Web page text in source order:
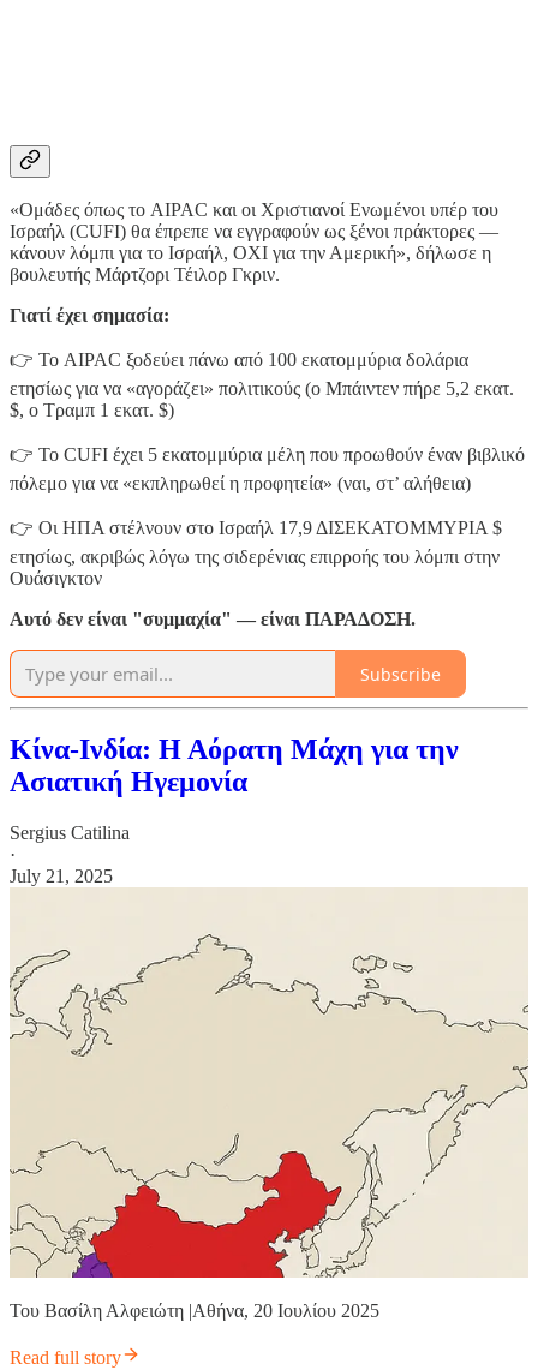
«Ομάδες όπως το AIPAC και οι Χριστιανοί Ενωμένοι υπέρ του
Ισραήλ (CUFI) θα έπρεπε να εγγραφούν ως ξένοι πράκτορες —
κάνουν λόμπι για το Ισραήλ, ΟΧΙ για την Αμερική», δήλωσε η
βουλευτής Μάρτζορι Τέιλορ Γκριν.
Γιατί έχει σημασία:
👉 Το AIPAC ξοδεύει πάνω από 100 εκατομμύρια δολάρια
ετησίως για να «αγοράζει» πολιτικούς (ο Μπάιντεν πήρε 5,2 εκατ.
$, ο Τραμπ 1 εκατ. $)
👉 Το CUFI έχει 5 εκατομμύρια μέλη που προωθούν έναν βιβλικό
πόλεμο για να «εκπληρωθεί η προφητεία» (ναι, στ’ αλήθεια)
👉 Οι ΗΠΑ στέλνουν στο Ισραήλ 17,9 ΔΙΣΕΚΑΤΟΜΜΥΡΙΑ $
ετησίως, ακριβώς λόγω της σιδερένιας επιρροής του λόμπι στην
Ουάσιγκτον
Αυτό δεν είναι "συμμαχία" — είναι ΠΑΡΑΔΟΣΗ.
Subscribe
Κίνα-Ινδία: Η Αόρατη Μάχη για την
Ασιατική Ηγεμονία
Sergius Catilina
·
July 21, 2025
Του Βασίλη Αλφειώτη |Αθήνα, 20 Ιουλίου 2025
Read full story